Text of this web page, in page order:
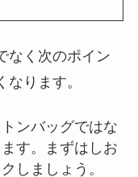
なく次のポイン
ります。
トンバッグではな
す。まずはしお
しましょう。